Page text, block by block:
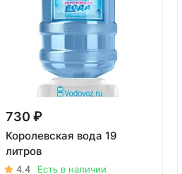
730 ₽
Королевская вода 19
литров
4.4
Есть в наличии